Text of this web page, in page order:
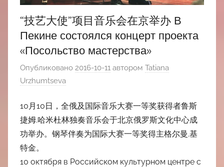
“技艺大使”项目音乐会在京举办 В
Пекине состоялся концерт проекта
«Посольство мастерства»
Опубликовано 2016-10-11 автором Tatiana
Urzhumtseva
10月10日，全俄及国际音乐大赛一等奖获得者鲁斯
捷姆.哈米杜林独奏音乐会于北京俄罗斯文化中心成
功举办。钢琴伴奏为国际大赛一等奖得主格尔曼.基
特金。
10 октября в Российском культурном центре с